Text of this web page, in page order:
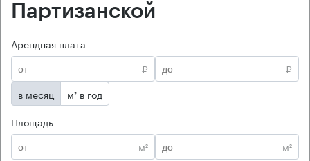
Партизанской
Арендная плата
₽
₽
в месяц
м² в год
Площадь
м²
м²